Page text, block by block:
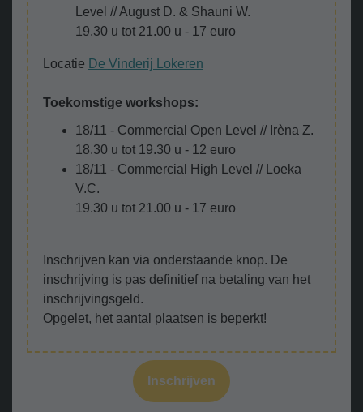
Level // August D. & Shauni W.
19.30 u tot 21.00 u - 17 euro
Locatie De Vinderij Lokeren
Toekomstige workshops:
18/11 - Commercial Open Level // Irèna Z.
18.30 u tot 19.30 u - 12 euro
18/11 - Commercial High Level // Loeka
V.C.
19.30 u tot 21.00 u - 17 euro
Inschrijven kan via onderstaande knop. De
inschrijving is pas definitief na betaling van het
inschrijvingsgeld.
Opgelet, het aantal plaatsen is beperkt!
Inschrijven